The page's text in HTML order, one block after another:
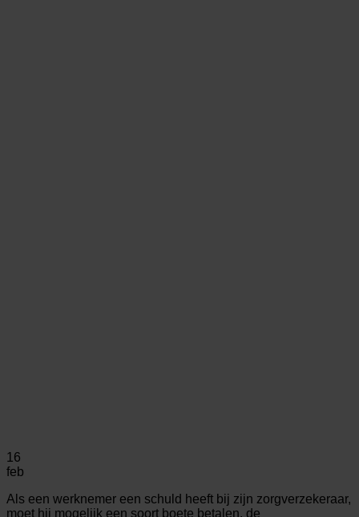
16
feb
Als een werknemer een schuld heeft bij zijn zorgverzekeraar,
moet hij mogelijk een soort boete betalen, de